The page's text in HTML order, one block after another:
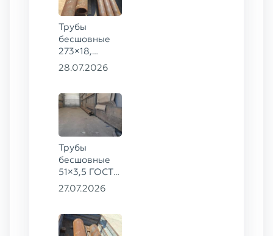
Трубы
бесшовные
273×18,
168×12 ГОСТ
28.07.2026
Трубы
бесшовные
51×3,5 ГОСТ
8732-78, ст.
27.07.2026